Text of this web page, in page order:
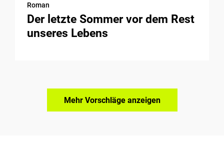
Roman
Der letzte Sommer vor dem Rest
unseres Lebens
Mehr Vorschläge anzeigen